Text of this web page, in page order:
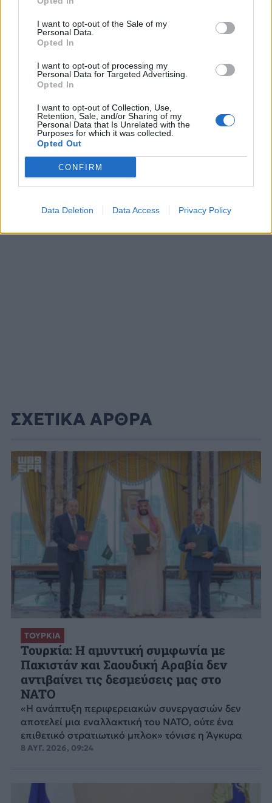
I want to opt-out of the Sale of my
Personal Data.
Opted In
I want to opt-out of processing my
Personal Data for Targeted Advertising.
Opted In
I want to opt-out of Collection, Use,
Retention, Sale, and/or Sharing of my
Personal Data that Is Unrelated with the
Purposes for which it was collected.
Opted Out
CONFIRM
Data Deletion Data Access Privacy Policy
Patriot στη Σαουδική
Αραβία: Κάθε μήνα
επαναξιολογείται η
ελληνική παρουσία –
Μήνυμα της Αθήνας στο
συντονισμός
ΔΙΑΦΗΜΙΣΗ
ΣΧΕΤΙΚΑ ΑΡΘΡΑ
ΤΟΥΡΚΙΑ
Τουρκία: Η αμυντική συμφωνία με
Πακιστάν και Σαουδική Αραβία δεν
αντιβαίνει τις δεσμεύσεις μας στο
NATO
«Η ανάπτυξη περιφερειακών συνεργασιών δεν
αποτελεί μια εναλλακτική του ΝΑΤΟ, ούτε ένα
επιθετικό στρατιωτικό μπλοκ» τόνισε η Άγκυρα
8 ΑΥΓ. 2026, 09:24